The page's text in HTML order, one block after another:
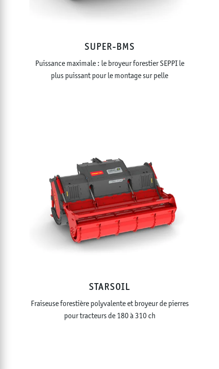
SUPER-BMS
Puissance maximale : le broyeur forestier SEPPI le
plus puissant pour le montage sur pelle
STARSOIL
Fraiseuse forestière polyvalente et broyeur de pierres
pour tracteurs de 180 à 310 ch